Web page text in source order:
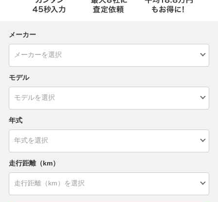
メーカー
モデル
年式
走行距離（km）